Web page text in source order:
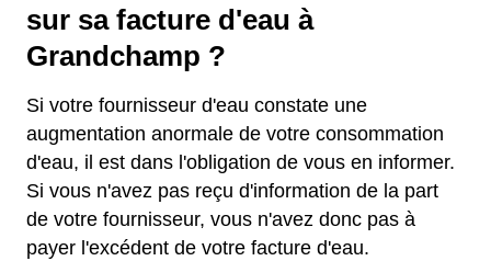
sur sa facture d'eau à
Grandchamp ?
Si votre fournisseur d'eau constate une
augmentation anormale de votre consommation
d'eau, il est dans l'obligation de vous en informer.
Si vous n'avez pas reçu d'information de la part
de votre fournisseur, vous n'avez donc pas à
payer l'excédent de votre facture d'eau.